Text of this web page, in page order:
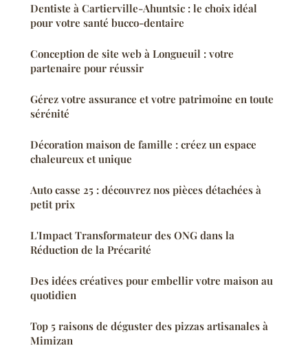
Dentiste à Cartierville-Ahuntsic : le choix idéal
pour votre santé bucco-dentaire
Conception de site web à Longueuil : votre
partenaire pour réussir
Gérez votre assurance et votre patrimoine en toute
sérénité
Décoration maison de famille : créez un espace
chaleureux et unique
Auto casse 25 : découvrez nos pièces détachées à
petit prix
L'Impact Transformateur des ONG dans la
Réduction de la Précarité
Des idées créatives pour embellir votre maison au
quotidien
Top 5 raisons de déguster des pizzas artisanales à
Mimizan